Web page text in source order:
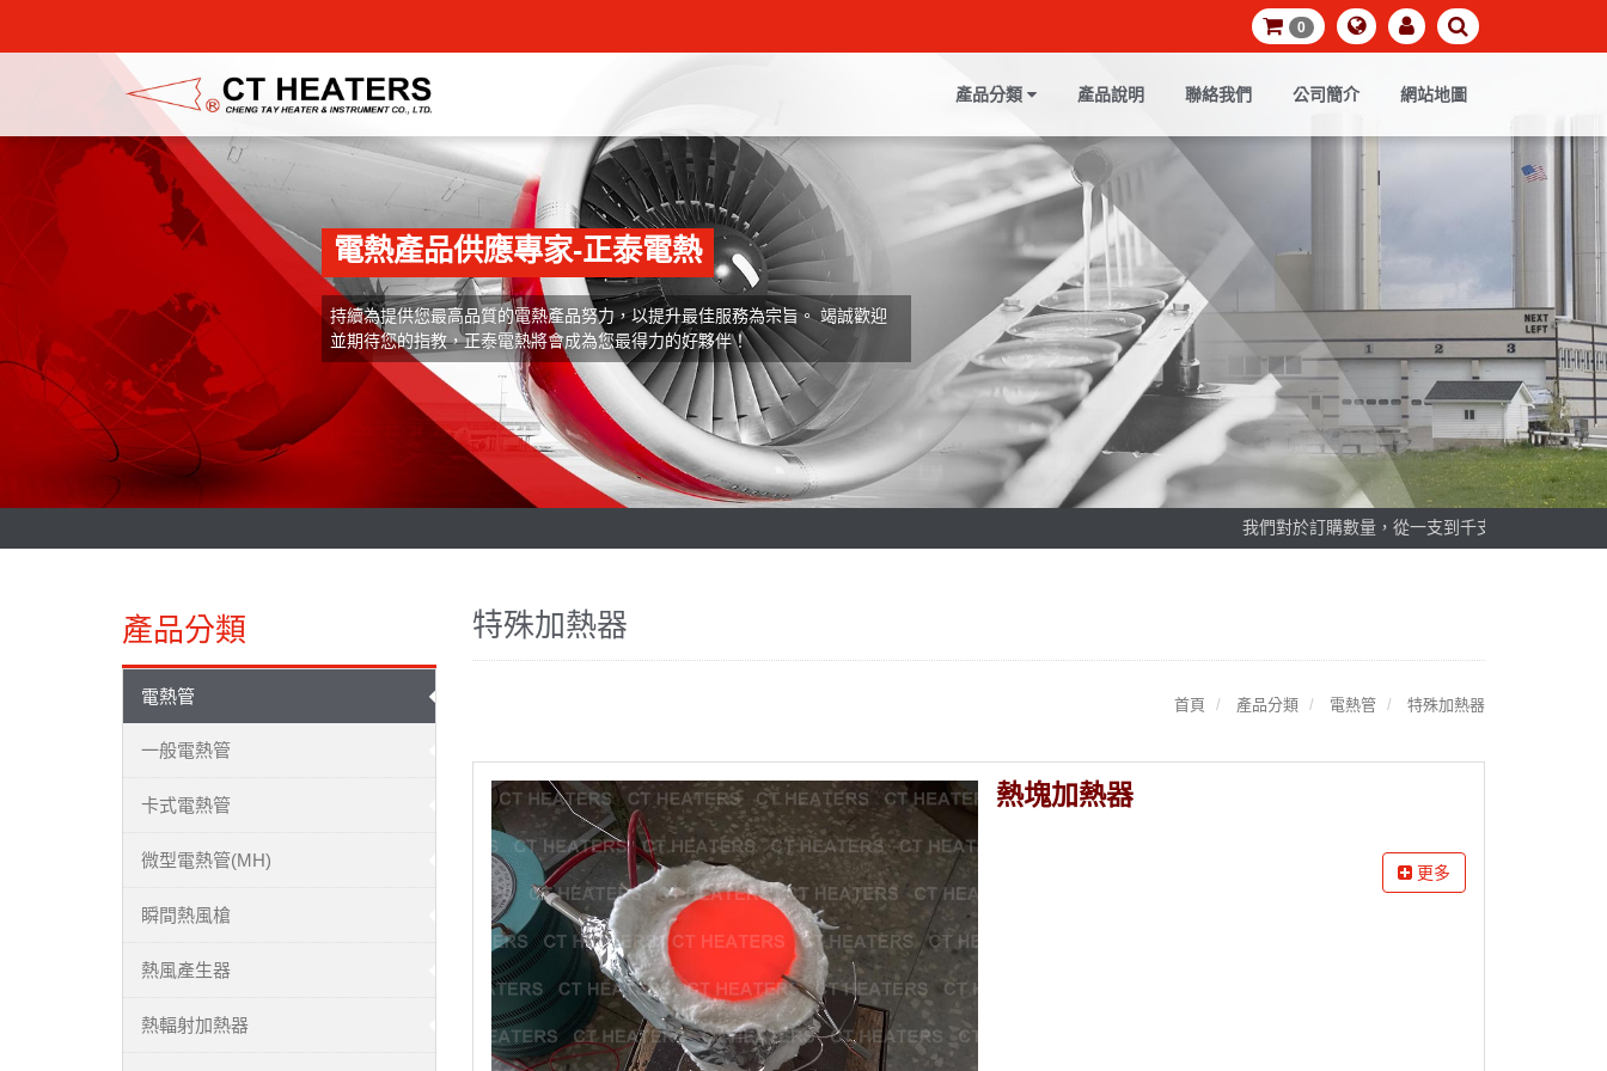
0
產品分類 產品說明 聯絡我們 公司簡介 網站地圖
電熱產品供應專家-正泰電熱
持續為提供您最高品質的電熱產品努力，以提升最佳服務為宗旨。 竭誠歡迎
並期待您的指教，正泰電熱將會成為您最得力的好夥伴！
我們對於訂購數量，從一支到千支，都同樣的歡迎，
產品分類
電熱管
一般電熱管
卡式電熱管
微型電熱管(MH)
瞬間熱風槍
熱風產生器
熱輻射加熱器
特殊加熱器
首頁 產品分類 電熱管 特殊加熱器
熱塊加熱器
更多